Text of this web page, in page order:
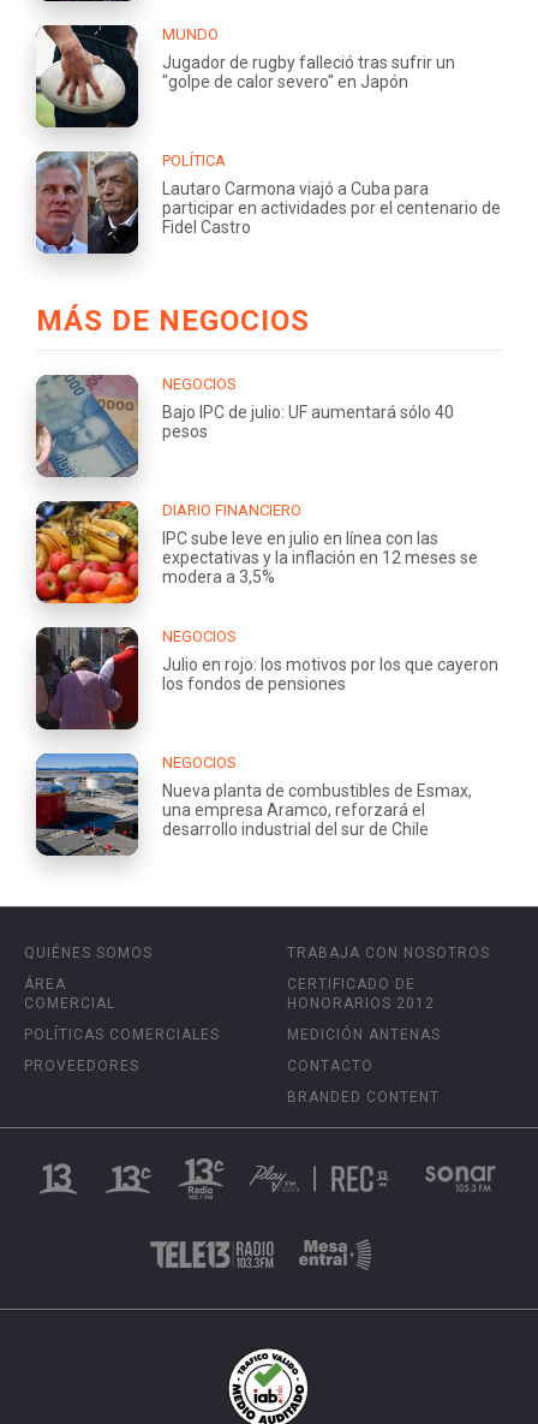
MUNDO
Jugador de rugby falleció tras sufrir un
"golpe de calor severo" en Japón
POLÍTICA
Lautaro Carmona viajó a Cuba para
participar en actividades por el centenario de
Fidel Castro
MÁS DE NEGOCIOS
NEGOCIOS
Bajo IPC de julio: UF aumentará sólo 40
pesos
DIARIO FINANCIERO
IPC sube leve en julio en línea con las
expectativas y la inflación en 12 meses se
modera a 3,5%
NEGOCIOS
Julio en rojo: los motivos por los que cayeron
los fondos de pensiones
NEGOCIOS
Nueva planta de combustibles de Esmax,
una empresa Aramco, reforzará el
desarrollo industrial del sur de Chile
QUIÉNES SOMOS
ÁREA
COMERCIAL
POLÍTICAS COMERCIALES
PROVEEDORES
TRABAJA CON NOSOTROS
CERTIFICADO DE
HONORARIOS 2012
MEDICIÓN ANTENAS
CONTACTO
BRANDED CONTENT